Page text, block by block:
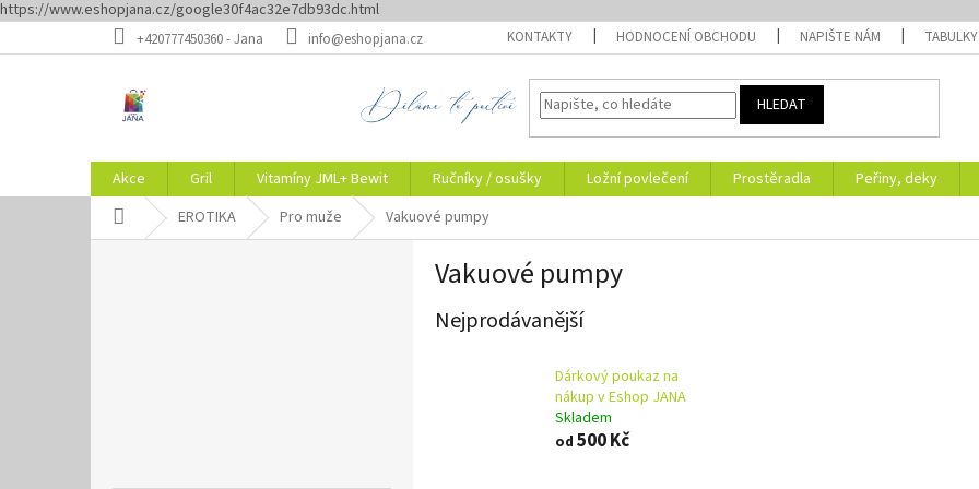
https://www.eshopjana.cz/google30f4ac32e7db93dc.html
na
+420777450360 - Jana info@eshopjana.cz KONTAKTY HODNOCENÍ OBCHODU NAPIŠTE NÁM TABULKY
HLEDAT
Akce Gril Vitamíny JML+ Bewit Ručníky / osušky Ložní povlečení Prostěradla Peřiny, deky
Domů EROTIKA Pro muže Vakuové pumpy
Vakuové pumpy
Nejprodávanější
Dárkový poukaz na
nákup v Eshop JANA
Skladem
od 500 Kč